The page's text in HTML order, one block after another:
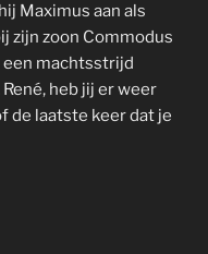
Maximus aan als
zijn zoon Commodus
een machtsstrijd
heb jij er weer
de laatste keer dat je